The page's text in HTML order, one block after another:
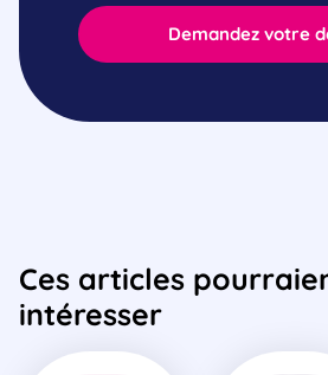
Demandez votre
Ces articles
intéresser